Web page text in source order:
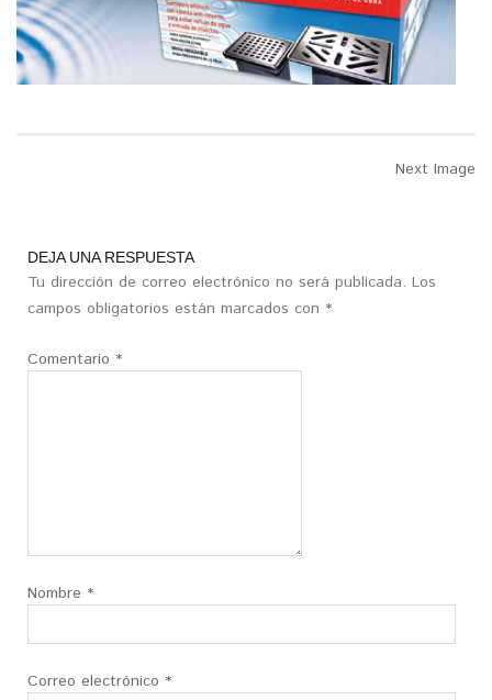
Next Image
DEJA UNA RESPUESTA
Tu dirección de correo electrónico no será publicada. Los
campos obligatorios están marcados con *
Comentario *
Nombre *
Correo electrónico *